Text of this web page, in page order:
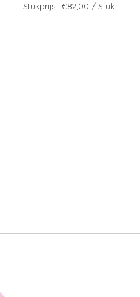
Stukprijs : €82,00 / Stuk